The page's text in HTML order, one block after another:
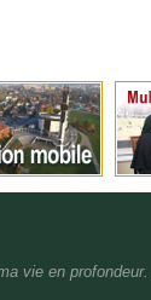
vie en